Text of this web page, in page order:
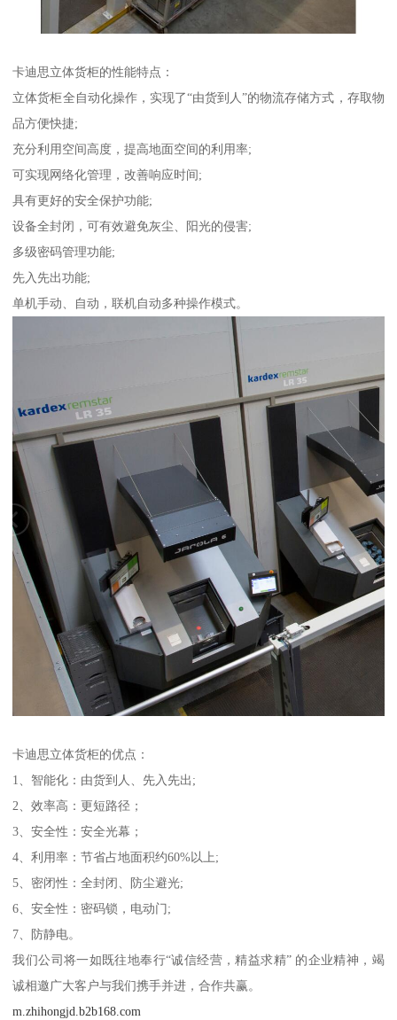
卡迪思立体货柜的性能特点：
立体货柜全自动化操作，实现了“由货到人”的物流存储方式，存取物
品方便快捷;
充分利用空间高度，提高地面空间的利用率;
可实现网络化管理，改善响应时间;
具有更好的安全保护功能;
设备全封闭，可有效避免灰尘、阳光的侵害;
多级密码管理功能;
先入先出功能;
单机手动、自动，联机自动多种操作模式。
卡迪思立体货柜的优点：
1、智能化：由货到人、先入先出;
2、效率高：更短路径；
3、安全性：安全光幕；
4、利用率：节省占地面积约60%以上;
5、密闭性：全封闭、防尘避光;
6、安全性：密码锁，电动门;
7、防静电。
我们公司将一如既往地奉行“诚信经营，精益求精” 的企业精神，竭
诚相邀广大客户与我们携手并进，合作共赢。
m.zhihongjd.b2b168.com